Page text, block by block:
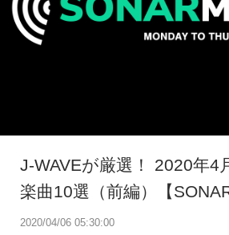
2020/04/06 05:30:00
J-WAVEが厳選！ 2020年4
楽曲10選（前編）【